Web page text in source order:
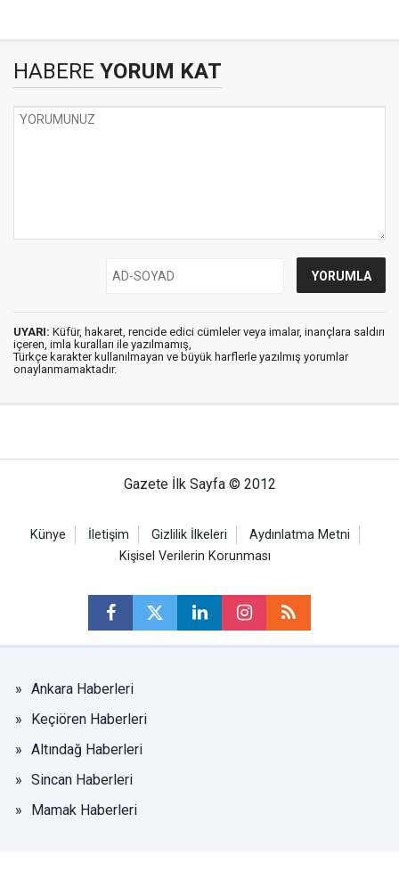
HABERE YORUM KAT
UYARI: Küfür, hakaret, rencide edici cümleler veya imalar, inançlara saldırı
içeren, imla kuralları ile yazılmamış,
Türkçe karakter kullanılmayan ve büyük harflerle yazılmış yorumlar
onaylanmamaktadır.
Gazete İlk Sayfa © 2012
Künye İletişim Gizlilik İlkeleri
Aydınlatma Metni
Kişisel Verilerin Korunması
Ankara Haberleri
Keçiören Haberleri
Altındağ Haberleri
Sincan Haberleri
Mamak Haberleri